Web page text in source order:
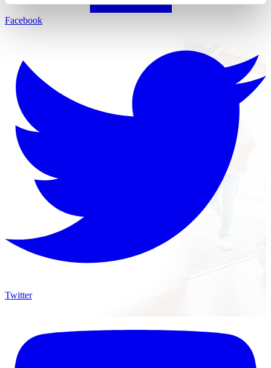
Facebook
Twitter